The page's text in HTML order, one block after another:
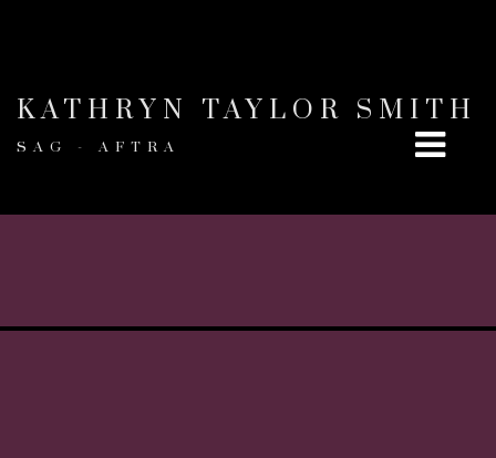
KATHRYN TAYLOR SMITH
SAG - AFTRA